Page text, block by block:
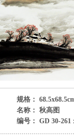
规格：
名称： 秋高图
编号： GD 30-261